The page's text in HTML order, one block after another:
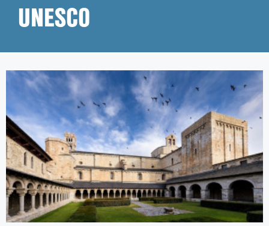
contingutUNESCO